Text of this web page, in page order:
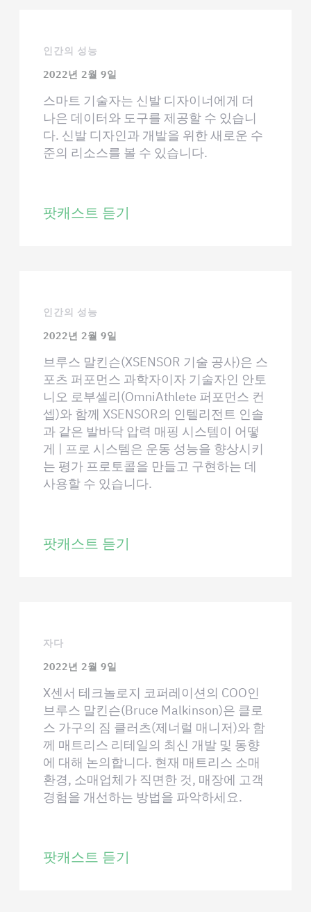
인간의 성능
2022년 2월 9일
스마트 기술자는 신발 디자이너에게 더
나은 데이터와 도구를 제공할 수 있습니
다. 신발 디자인과 개발을 위한 새로운 수
준의 리소스를 볼 수 있습니다.
팟캐스트 듣기
인간의 성능
2022년 2월 9일
브루스 말킨슨(XSENSOR 기술 공사)은 스
포츠 퍼포먼스 과학자이자 기술자인 안토
니오 로부셀리(OmniAthlete 퍼포먼스 컨
셉)와 함께 XSENSOR의 인텔리전트 인솔
과 같은 발바닥 압력 매핑 시스템이 어떻
게 | 프로 시스템은 운동 성능을 향상시키
는 평가 프로토콜을 만들고 구현하는 데
사용할 수 있습니다.
팟캐스트 듣기
자다
2022년 2월 9일
X센서 테크놀로지 코퍼레이션의 COO인
브루스 말킨슨(Bruce Malkinson)은 클로
스 가구의 짐 클러츠(제너럴 매니저)와 함
께 매트리스 리테일의 최신 개발 및 동향
에 대해 논의합니다. 현재 매트리스 소매
환경, 소매업체가 직면한 것, 매장에 고객
경험을 개선하는 방법을 파악하세요.
팟캐스트 듣기